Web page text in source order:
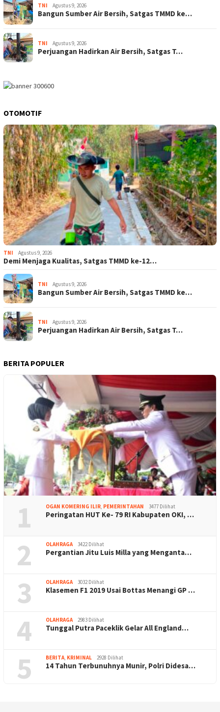
TNI Agustus 9, 2026
Bangun Sumber Air Bersih, Satgas TMMD ke…
TNI Agustus 9, 2026
Perjuangan Hadirkan Air Bersih, Satgas T…
OTOMOTIF
TNI Agustus 9, 2026
Demi Menjaga Kualitas, Satgas TMMD ke-12…
TNI Agustus 9, 2026
Bangun Sumber Air Bersih, Satgas TMMD ke…
TNI Agustus 9, 2026
Perjuangan Hadirkan Air Bersih, Satgas T…
BERITA POPULER
1 OGAN KOMERING ILIR, PEMERINTAHAN 3477 Dilihat
Peringatan HUT Ke- 79 RI Kabupaten OKI, …
2 OLAHRAGA 3422 Dilihat
Pergantian Jitu Luis Milla yang Menganta…
3 OLAHRAGA 3032 Dilihat
Klasemen F1 2019 Usai Bottas Menangi GP …
4 OLAHRAGA 2983 Dilihat
Tunggal Putra Paceklik Gelar All England…
5 BERITA, KRIMINAL 2928 Dilihat
14 Tahun Terbunuhnya Munir, Polri Didesa…